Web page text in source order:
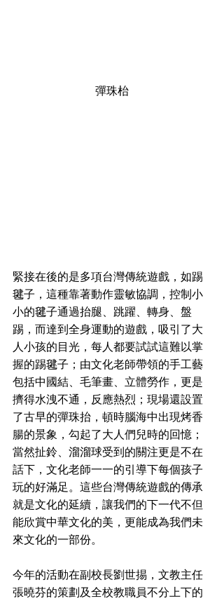
彈珠枱
緊接在後的是多項台灣傳統遊戲，如踢
毽子，這種靠著動作靈敏協調，控制小
小的毽子通過抬腿、跳躍、轉身、盤
踢，而達到全身運動的遊戲，吸引了大
人小孩的目光，每人都要試試這難以掌
握的踢毽子；由文化老師帶領的手工藝
包括中國結、毛筆畫、立體勞作，更是
擠得水洩不通，反應熱烈；現場還設置
了古早的彈珠抬，頓時腦海中出現烤香
腸的景象，勾起了大人們兒時的回憶；
當然扯鈴、溜溜球受到的關注更是不在
話下，文化老師一一的引導下每個孩子
玩的好滿足。這些台灣傳統遊戲的傳承
就是文化的延續，讓我們的下一代不但
能欣賞中華文化的美，更能成為我們未
來文化的一部份。
今年的活動在副校長劉世掦，文教主任
張曉芬的策劃及全校教職員不分上下的